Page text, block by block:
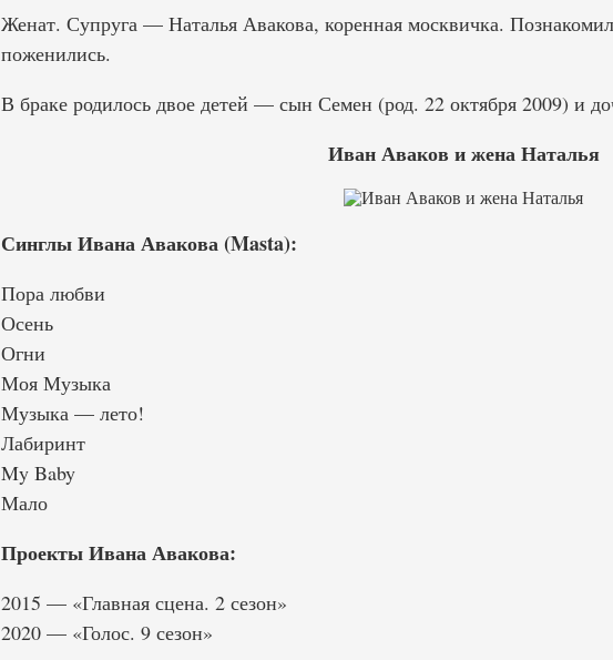
Женат. Супруга — Наталья Авакова, коренная москвичка.
поженились.
В браке родилось двое детей — сын Семен (род. 22 октября 2009) и
Иван Аваков и жена Наталья
Синглы Ивана Авакова (Masta):
Пора любви
Осень
Огни
Моя Музыка
Музыка — лето!
Лабиринт
My Baby
Мало
Проекты Ивана Авакова:
2015 — «Главная сцена. 2 сезон»
2020 — «Голос. 9 сезон»